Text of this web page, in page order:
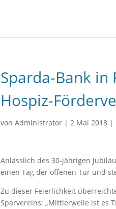
Sparda-Bank in
Hospiz-
vonAdministrator |2 Mai 2018 |
Anlässlich des 30-jährigen
einen Tag der offenen Tür und
Zu dieser Feierlichkeit
Sparvereins: „Mittlerweile ist es